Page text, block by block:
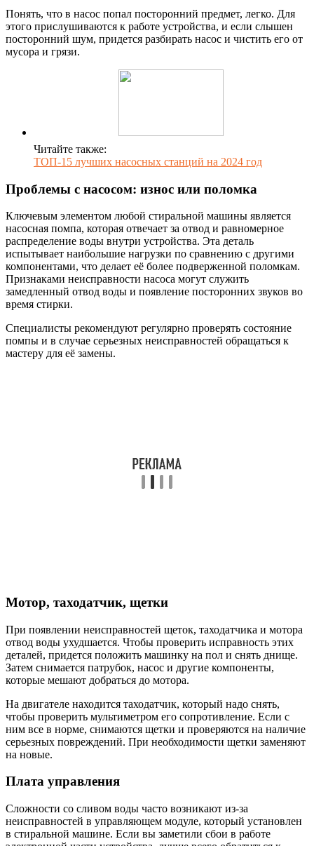
Понять, что в насос попал посторонний предмет, легко. Для
этого прислушиваются к работе устройства, и если слышен
посторонний шум, придется разбирать насос и чистить его от
мусора и грязи.
Читайте также:
ТОП-15 лучших насосных станций на 2024 год
Проблемы с насосом: износ или поломка
Ключевым элементом любой стиральной машины является
насосная помпа, которая отвечает за отвод и равномерное
распределение воды внутри устройства. Эта деталь
испытывает наибольшие нагрузки по сравнению с другими
компонентами, что делает её более подверженной поломкам.
Признаками неисправности насоса могут служить
замедленный отвод воды и появление посторонних звуков во
время стирки.
Специалисты рекомендуют регулярно проверять состояние
помпы и в случае серьезных неисправностей обращаться к
мастеру для её замены.
Мотор, таходатчик, щетки
При появлении неисправностей щеток, таходатчика и мотора
отвод воды ухудшается. Чтобы проверить исправность этих
деталей, придется положить машинку на пол и снять днище.
Затем снимается патрубок, насос и другие компоненты,
которые мешают добраться до мотора.
На двигателе находится таходатчик, который надо снять,
чтобы проверить мультиметром его сопротивление. Если с
ним все в норме, снимаются щетки и проверяются на наличие
серьезных повреждений. При необходимости щетки заменяют
на новые.
Плата управления
Сложности со сливом воды часто возникают из-за
неисправностей в управляющем модуле, который установлен
в стиральной машине. Если вы заметили сбои в работе